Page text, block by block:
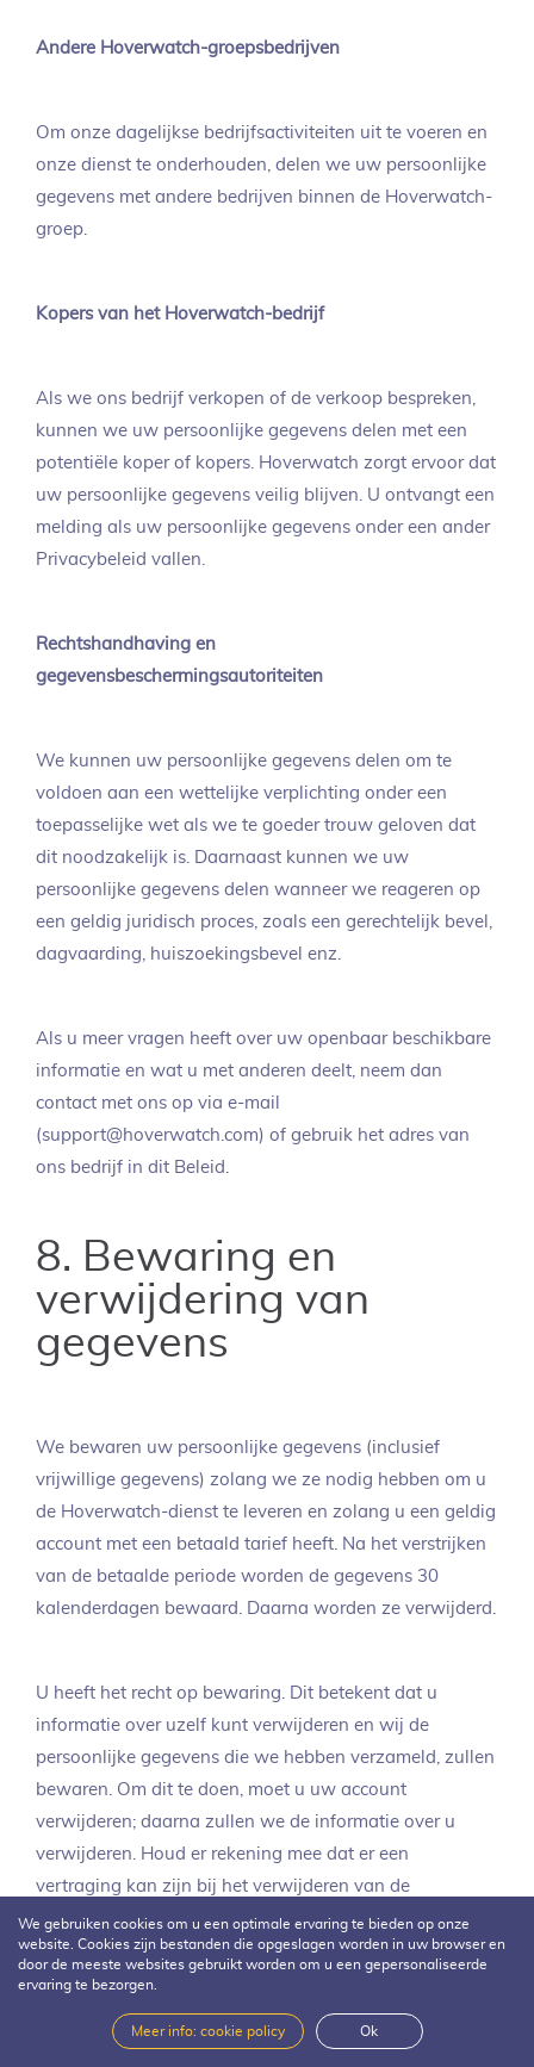
Andere Hoverwatch-groepsbedrijven
Om onze dagelijkse bedrijfsactiviteiten uit te voeren en
onze dienst te onderhouden, delen we uw persoonlijke
gegevens met andere bedrijven binnen de Hoverwatch-
groep.
Kopers van het Hoverwatch-bedrijf
Als we ons bedrijf verkopen of de verkoop bespreken,
kunnen we uw persoonlijke gegevens delen met een
potentiële koper of kopers. Hoverwatch zorgt ervoor dat
uw persoonlijke gegevens veilig blijven. U ontvangt een
melding als uw persoonlijke gegevens onder een ander
Privacybeleid vallen.
Rechtshandhaving en
gegevensbeschermingsautoriteiten
We kunnen uw persoonlijke gegevens delen om te
voldoen aan een wettelijke verplichting onder een
toepasselijke wet als we te goeder trouw geloven dat
dit noodzakelijk is. Daarnaast kunnen we uw
persoonlijke gegevens delen wanneer we reageren op
een geldig juridisch proces, zoals een gerechtelijk bevel,
dagvaarding, huiszoekingsbevel enz.
Als u meer vragen heeft over uw openbaar beschikbare
informatie en wat u met anderen deelt, neem dan
contact met ons op via e-mail
(support@hoverwatch.com) of gebruik het adres van
ons bedrijf in dit Beleid.
8. Bewaring en
verwijdering van
gegevens
We bewaren uw persoonlijke gegevens (inclusief
vrijwillige gegevens) zolang we ze nodig hebben om u
de Hoverwatch-dienst te leveren en zolang u een geldig
account met een betaald tarief heeft. Na het verstrijken
van de betaalde periode worden de gegevens 30
kalenderdagen bewaard. Daarna worden ze verwijderd.
U heeft het recht op bewaring. Dit betekent dat u
informatie over uzelf kunt verwijderen en wij de
persoonlijke gegevens die we hebben verzameld, zullen
bewaren. Om dit te doen, moet u uw account
verwijderen; daarna zullen we de informatie over u
verwijderen. Houd er rekening mee dat er een
vertraging kan zijn bij het verwijderen van de
informatie van onze servers en back-upopslag. Als we
uw persoonlijke gegevens nodig hebben om onze
overeenkomsten of wettelijke verplichtingen af te
dwingen, kunnen we deze informatie bewaren. Een
vertraging in het verwijderen van informatie kan ook
We gebruiken cookies om u een optimale ervaring te bieden op onze
website. Cookies zijn bestanden die opgeslagen worden in uw browser en
door de meeste websites gebruikt worden om u een gepersonaliseerde
ervaring te bezorgen.
Meer info: cookie policy Ok